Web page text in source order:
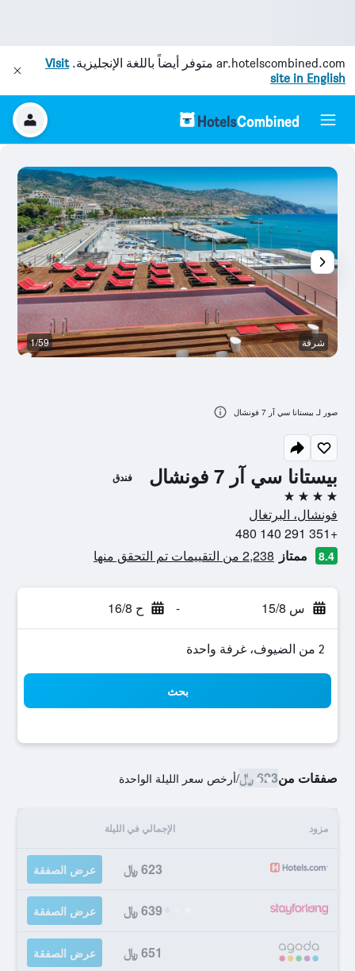
ar.hotelscombined.com متوفر أيضاً باللغة الإنجليزية.Visit
site in English
بيستانا سي آر 7 فونشال فندق
4 نجوم
فونشال، البرتغال
+351 291 140 480
8.4 ممتاز 2,238 من التقييمات تم التحقق منها
س 15/8 - ح 16/8
2 من الضيوف، غرفة واحدة
بحث
صفقات من623 ﷼ /أرخص سعر الليلة الواحدة
مزود الإجمالي في الليلة
623 ﷼ عرض الصفقة
639 ﷼ عرض الصفقة
651 ﷼ عرض الصفقة
شرفة 1/59
صور لـ بيستانا سي آر 7 فونشال